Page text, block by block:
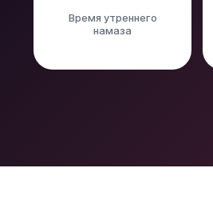
Время утреннего
намаза